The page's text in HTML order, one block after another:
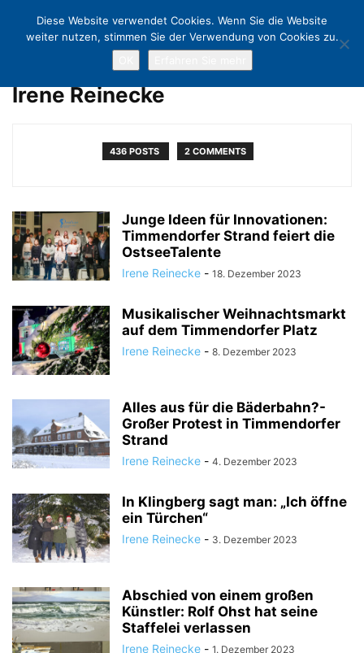
Irene Reinecke
436 POSTS 2 COMMENTS
Junge Ideen für Innovationen:
Timmendorfer Strand feiert die
OstseeTalente
Irene Reinecke - 18. Dezember 2023
Musikalischer Weihnachtsmarkt
auf dem Timmendorfer Platz
Irene Reinecke - 8. Dezember 2023
Alles aus für die Bäderbahn?-
Großer Protest in Timmendorfer
Strand
Irene Reinecke - 4. Dezember 2023
In Klingberg sagt man: „Ich öffne
ein Türchen“
Irene Reinecke - 3. Dezember 2023
Abschied von einem großen
Künstler: Rolf Ohst hat seine
Staffelei verlassen
Irene Reinecke - 1. Dezember 2023
Diese Website verwendet Cookies. Wenn Sie die Website
weiter nutzen, stimmen Sie der Verwendung von Cookies zu.